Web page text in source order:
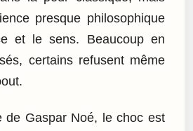
presque philosophique
et le sens. Beaucoup en
certains refusent même
de Gaspar Noé, le choc est